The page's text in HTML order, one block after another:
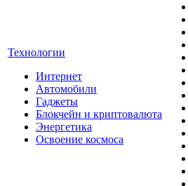
Технологии
Интернет
Автомобили
Гаджеты
Блокчейн и криптовалюта
Энергетика
Освоение космоса